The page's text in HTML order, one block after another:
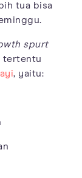
tua bisa
spurt
tertentu
, yaitu: